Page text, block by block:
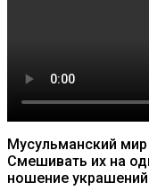
Мусульманский
Смешивать их на
ношение украшений